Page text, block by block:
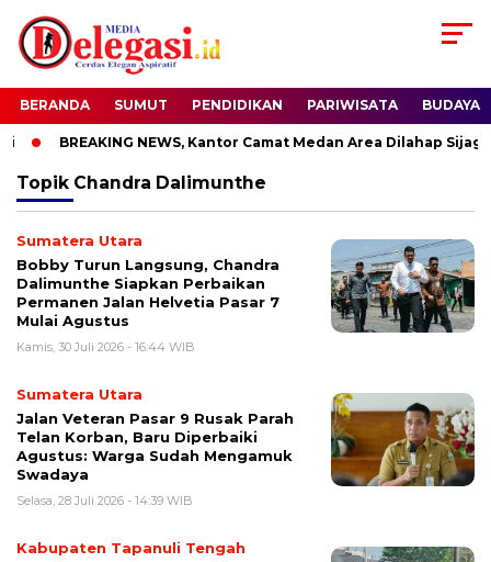
BERANDA SUMUT PENDIDIKAN PARIWISATA BUDAYA
BREAKING NEWS, Kantor Camat Medan Area Dilahap Sijago
Topik Chandra Dalimunthe
Sumatera Utara
Bobby Turun Langsung, Chandra
Dalimunthe Siapkan Perbaikan
Permanen Jalan Helvetia Pasar 7
Mulai Agustus
Kamis, 30 Juli 2026 - 16:44 WIB
Sumatera Utara
Jalan Veteran Pasar 9 Rusak Parah
Telan Korban, Baru Diperbaiki
Agustus: Warga Sudah Mengamuk
Swadaya
Selasa, 28 Juli 2026 - 14:39 WIB
Kabupaten Tapanuli Tengah